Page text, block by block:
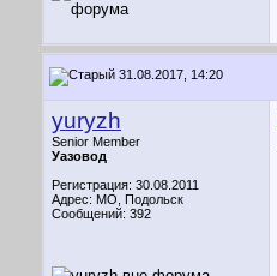
31.08.2017, 14:20
yuryzh
Senior Member
Уазовод
Регистрация: 30.08.2011
Адрес: МО, Подольск
Сообщений: 392